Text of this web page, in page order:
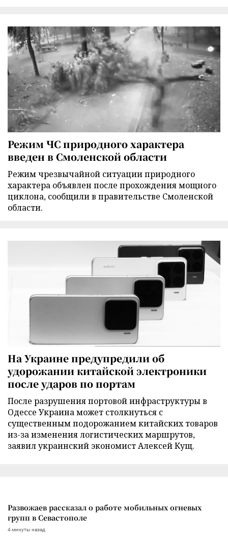
Режим ЧС природного характера
введен в Смоленской области
Режим чрезвычайной ситуации природного
характера объявлен после прохождения мощного
циклона, сообщили в правительстве Смоленской
области.
На Украине предупредили об
удорожании китайской электроники
после ударов по портам
После разрушения портовой инфраструктуры в
Одессе Украина может столкнуться с
существенным подорожанием китайских товаров
из-за изменения логистических маршрутов,
заявил украинский экономист Алексей Кущ.
Развожаев рассказал о работе мобильных огневых
групп в Севастополе
4 минуты назад